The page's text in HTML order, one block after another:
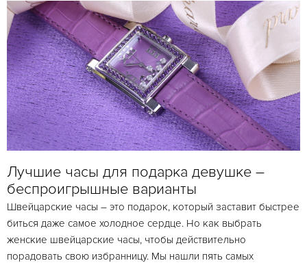
Лучшие часы для подарка девушке –
беспроигрышные варианты
Швейцарские часы – это подарок, который заставит быстрее
биться даже самое холодное сердце. Но как выбрать
женские швейцарские часы, чтобы действительно
порадовать свою избранницу. Мы нашли пять самых